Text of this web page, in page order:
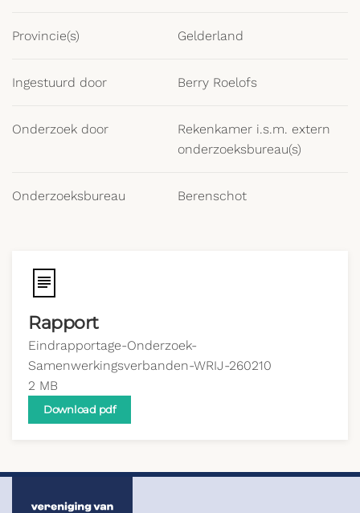
Provincie(s) Gelderland
Ingestuurd door Berry Roelofs
Onderzoek door
Rekenkamer i.s.m. extern
onderzoeksbureau(s)
Onderzoeksbureau Berenschot
Rapport
Eindrapportage-Onderzoek-
Samenwerkingsverbanden-WRIJ-260210
2 MB
Download pdf